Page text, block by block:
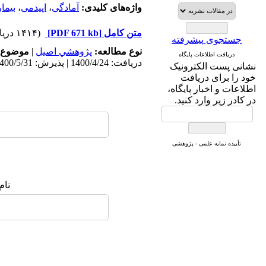
* Scientific Indexing
Services
* Magiran
* Google Scholar
و دارای رتبه علمی
پژوهشی
از کمیسیون نشریات
وزارت بهداشت و درمان
جستجوی پیشرفته
دریافت اطلاعات پایگاه
نشانی پست الکترونیک
خود را برای دریافت
اطلاعات و اخبار پایگاه،
در کادر زیر وارد کنید.
تأییده نمایه علمی - پژوهشی
واژه‌های کلیدی: آمادگی، اپیدمی،
متن کامل [PDF 671 kb]
(۱۴۱۴ دریافت)
نوع مطالعه: پژوهشي اصیل | موضوع
دریافت: 1400/4/24 | پذیرش: 1400/5/31 | انتشار: 1400/6/10